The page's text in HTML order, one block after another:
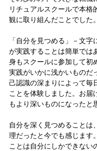
リチュアルスクールで本格
観に取り組んだことでした。
「自分を見つめる」－文
が実践することは簡単では
身もスクールに参加して初
実践がいかに浅かいものだ
己認識の深まりによって毎
ことを体験しました。お届
もより深いものになったと
自分を深く見つめることは
理だったと今でも感じます
ことは自分にしかできない